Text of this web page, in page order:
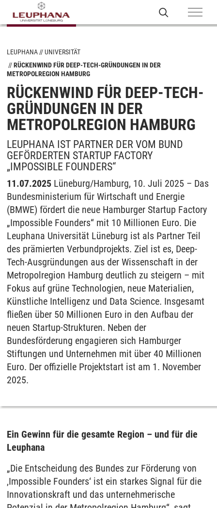
LEUPHANA
UNIVERSITÄT
RÜCKENWIND FÜR DEEP-TECH-GRÜNDUNGEN IN DER
METROPOLREGION HAMBURG
RÜCKENWIND FÜR DEEP-TECH-
GRÜNDUNGEN IN DER
METROPOLREGION HAMBURG
LEUPHANA IST PARTNER DER VOM BUND
GEFÖRDERTEN STARTUP FACTORY
„IMPOSSIBLE FOUNDERS“
11.07.2025 Lüneburg/Hamburg, 10. Juli 2025 – Das
Bundesministerium für Wirtschaft und Energie
(BMWE) fördert die neue Hamburger Startup Factory
„Impossible Founders“ mit 10 Millionen Euro. Die
Leuphana Universität Lüneburg ist als Partner Teil
des prämierten Verbundprojekts. Ziel ist es, Deep-
Tech-Ausgründungen aus der Wissenschaft in der
Metropolregion Hamburg deutlich zu steigern – mit
Fokus auf grüne Technologien, neue Materialien,
Künstliche Intelligenz und Data Science. Insgesamt
fließen über 50 Millionen Euro in den Aufbau der
neuen Startup-Strukturen. Neben der
Bundesförderung engagieren sich Hamburger
Stiftungen und Unternehmen mit über 40 Millionen
Euro. Der offizielle Projektstart ist am 1. November
2025.
Ein Gewinn für die gesamte Region – und für die
Leuphana
„Die Entscheidung des Bundes zur Förderung von
‚Impossible Founders‘ ist ein starkes Signal für die
Innovationskraft und das unternehmerische